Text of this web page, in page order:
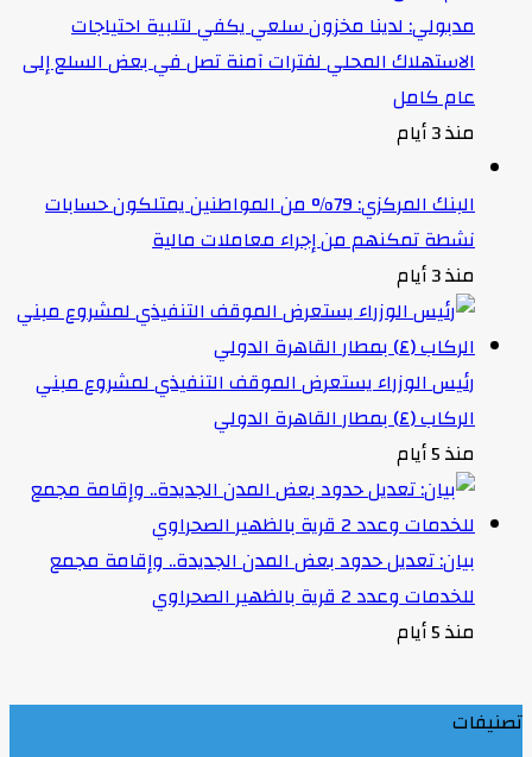
مدبولي: لدينا مخزون سلعي يكفي لتلبية احتياجات
الاستهلاك المحلي لفترات آمنة تصل في بعض السلع إلى
عام كامل
منذ 3 أيام
البنك المركزي: 79% من المواطنين يمتلكون حسابات
نشطة تمكنهم من إجراء معاملات مالية
منذ 3 أيام
رئيس الوزراء يستعرض الموقف التنفيذي لمشروع مبني
الركاب (٤) بمطار القاهرة الدولي
منذ 5 أيام
بيان: تعديل حدود بعض المدن الجديدة.. وإقامة مجمع
للخدمات وعدد 2 قرية بالظهير الصحراوي
منذ 5 أيام
تصنيفات